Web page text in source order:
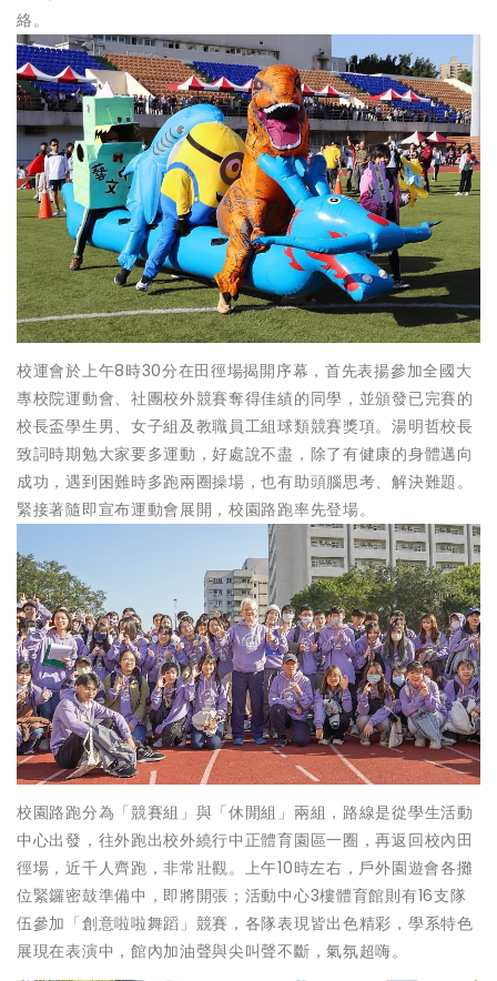
絡。
校運會於上午8時30分在田徑場揭開序幕，首先表揚參加全國大
專校院運動會、社團校外競賽奪得佳績的同學，並頒發已完賽的
校長盃學生男、女子組及教職員工組球類競賽獎項。湯明哲校長
致詞時期勉大家要多運動，好處說不盡，除了有健康的身體邁向
成功，遇到困難時多跑兩圈操場，也有助頭腦思考、解決難題。
緊接著隨即宣布運動會展開，校園路跑率先登場。
校園路跑分為「競賽組」與「休閒組」兩組，路線是從學生活動
中心出發，往外跑出校外繞行中正體育園區一圈，再返回校內田
徑場，近千人齊跑，非常壯觀。上午10時左右，戶外園遊會各攤
位緊鑼密鼓準備中，即將開張；活動中心3樓體育館則有16支隊
伍參加「創意啦啦舞蹈」競賽，各隊表現皆出色精彩，學系特色
展現在表演中，館內加油聲與尖叫聲不斷，氣氛超嗨。